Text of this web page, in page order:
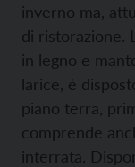
inverno ma,
di ristorazione.
in legno e
larice, è
piano terra,
comprende
interrata.